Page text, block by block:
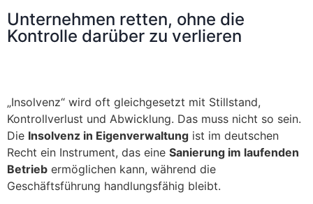
Unternehmen retten, ohne die
Kontrolle darüber zu verlieren
„Insolvenz“ wird oft gleichgesetzt mit Stillstand,
Kontrollverlust und Abwicklung. Das muss nicht so sein.
Die Insolvenz in Eigenverwaltung ist im deutschen
Recht ein Instrument, das eine Sanierung im laufenden
Betrieb ermöglichen kann, während die
Geschäftsführung handlungsfähig bleibt.